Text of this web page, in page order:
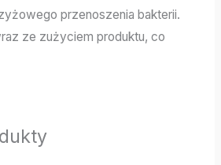
przenoszenia bakterii.
ze zużyciem produktu, co